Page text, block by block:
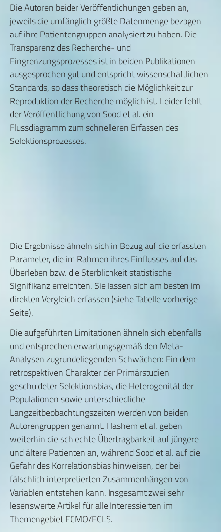
Die Autoren beider Veröffentlichungen geben an,
jeweils die umfänglich größte Datenmenge bezogen
auf ihre Patientengruppen analysiert zu haben. Die
Transparenz des Recherche- und
Eingrenzungsprozesses ist in beiden Publikationen
ausgesprochen gut und entspricht wissenschaftlichen
Standards, so dass theoretisch die Möglichkeit zur
Reproduktion der Recherche möglich ist. Leider fehlt
der Veröffentlichung von Sood et al. ein
Flussdiagramm zum schnelleren Erfassen des
Selektionsprozesses.
Die Ergebnisse ähneln sich in Bezug auf die erfassten
Parameter, die im Rahmen ihres Einflusses auf das
Überleben bzw. die Sterblichkeit statistische
Signifikanz erreichten. Sie lassen sich am besten im
direkten Vergleich erfassen (siehe Tabelle vorherige
Seite).
Die aufgeführten Limitationen ähneln sich ebenfalls
und entsprechen erwartungsgemäß den Meta-
Analysen zugrundeliegenden Schwächen: Ein dem
retrospektiven Charakter der Primärstudien
geschuldeter Selektionsbias, die Heterogenität der
Populationen sowie unterschiedliche
Langzeitbeobachtungszeiten werden von beiden
Autorengruppen genannt. Hashem et al. geben
weiterhin die schlechte Übertragbarkeit auf jüngere
und ältere Patienten an, während Sood et al. auf die
Gefahr des Korrelationsbias hinweisen, der bei
fälschlich interpretierten Zusammenhängen von
Variablen entstehen kann. Insgesamt zwei sehr
lesenswerte Artikel für alle Interessierten im
Themengebiet ECMO/ECLS.